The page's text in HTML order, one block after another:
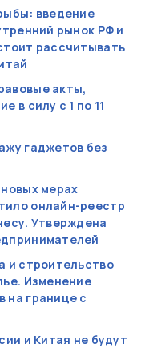
введение
рынок РФ и
рассчитывать
акты,
в силу с 1 по 11
гаджетов без
мерах
онлайн-реестр
Утверждена
и строительство
Изменение
на границе с
и Китая не будут